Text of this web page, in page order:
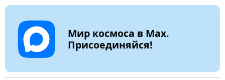
Мир космоса в Max.
Присоединяйся!